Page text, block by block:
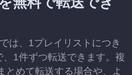
は、1プレイリストにつき
1件ずつ転送できます。複
とめて転送する場合や、よ